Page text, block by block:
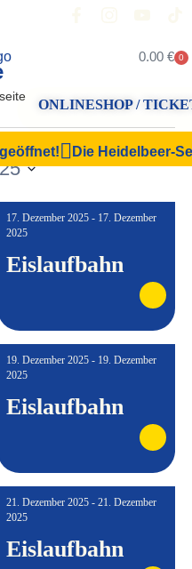
0.00 € 0
ONLINESHOP /
Die Heidelbeer-
Suche
und
Navigation
Filter Anzeigen
Liste
17. Dezember 2025 - 17. Dezember
2025
Eislaufbahn
19. Dezember 2025 - 19. Dezember
2025
Eislaufbahn
21. Dezember 2025 - 21. Dezember
2025
Eislaufbahn